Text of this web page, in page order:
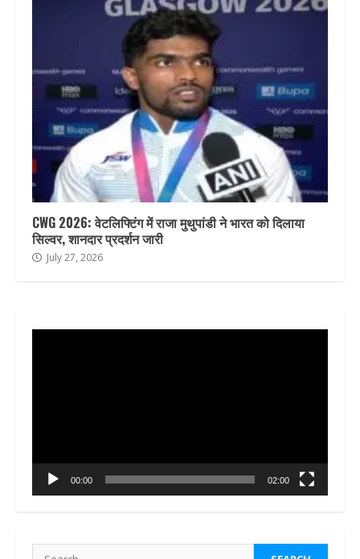
CWG 2026: वेटलिफ्टिंग में राजा मुथुपांडी ने भारत को दिलाया
सिल्वर, शानदार प्रदर्शन जारी
July 27, 2026
00:00 02:00
Search